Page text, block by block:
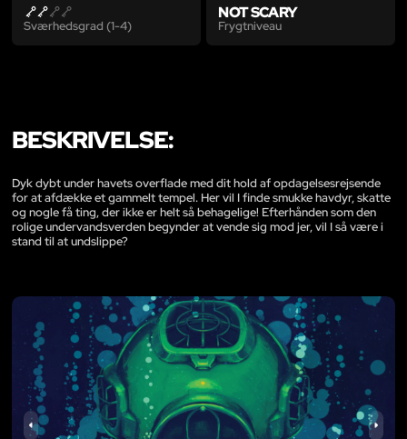
Sværhedsgrad (1-4)
NOT SCARY
Frygtniveau
BESKRIVELSE:
Dyk dybt under havets overflade med dit hold af opdagelsesrejsende
for at afdække et gammelt tempel. Her vil I finde smukke havdyr, skatte
og nogle få ting, der ikke er helt så behagelige! Efterhånden som den
rolige undervandsverden begynder at vende sig mod jer, vil I så være i
stand til at undslippe?